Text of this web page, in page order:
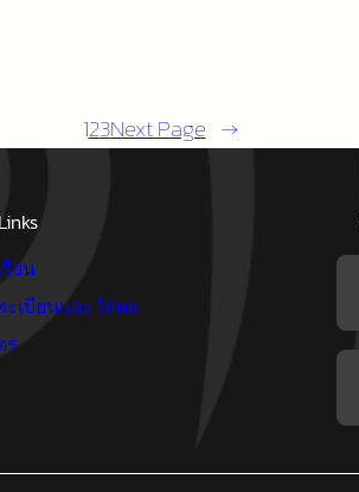
123Next Page →
ยน
เบียนและวัดผล
ร